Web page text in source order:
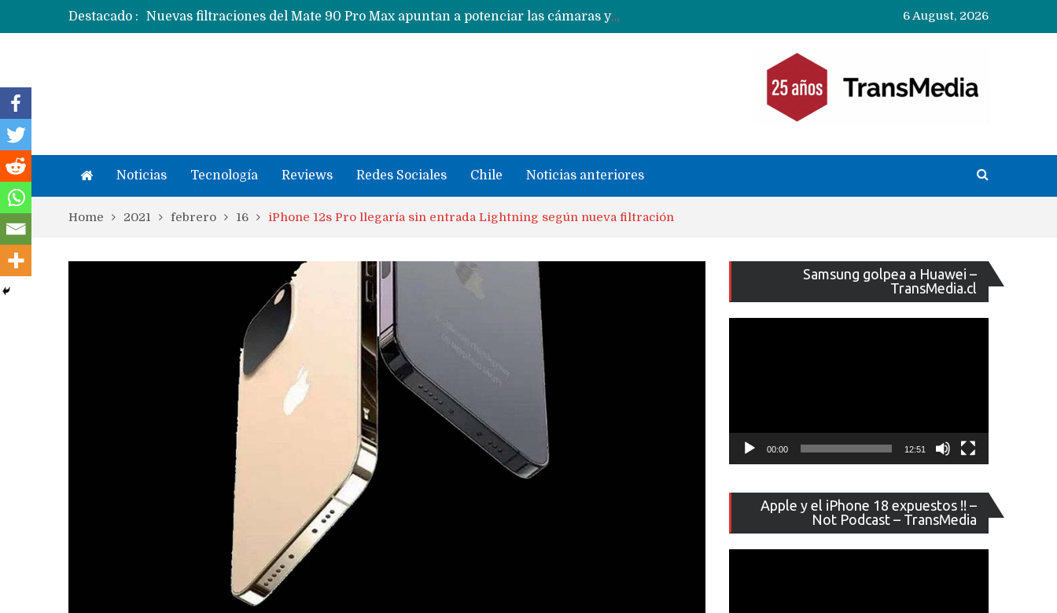
Destacado :
Google acaba definitivamente el truco para pagar con NFC en celulares Xiaomi, Oppo, Vivo y Huawei con ROM china
Apple dice que más ex empleados se llevaron datos confidenciales a OpenAI
6 August, 2026
Noticias Tecnología Reviews Redes Sociales Chile Noticias anteriores
Home 2021 febrero 16 iPhone 12s Pro llegaría sin entrada Lightning según nueva filtración
Samsung golpea a Huawei –
TransMedia.cl
de
vídeo
00:00 12:51
Apple y el iPhone 18 expuestos !! –
Not Podcast – TransMedia
de
vídeo